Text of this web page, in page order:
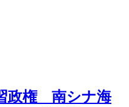
政権 南シナ海